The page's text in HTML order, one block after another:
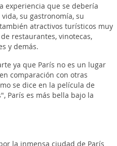
experiencia que se debería
su gastronomía, su
atractivos turísticos muy
restaurantes, vinotecas,
y demás.
ya que París no es un lugar
comparación con otras
se dice en la película de
París es más bella bajo la
la inmensa ciudad de París